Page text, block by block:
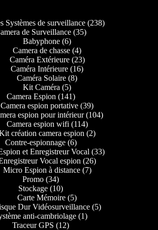
Systèmes de surveillance 238
de Surveillance 35
Babyphone 6
Camera de chasse 4
Caméra Extérieure 23
Caméra Intérieure 16
Caméra Solaire 8
Kit Caméra
5
Camera Espion 141
Camera espion portative 39
espion pour intérieur 104
Camera espion wifi 114
création camera espion 2
Contre-espionnage 6
et Enregistreur Vocal 33
Vocal espion 26
Micro Espion à distance 7
Promo 34
Stockage 10
Carte Mémoire 5
Dur Vidéosurveillance 5
anti-cambriolage 1
Traceur GPS
12